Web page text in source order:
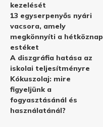
kezelését
13 egyserpenyős nyári
vacsora, amely
megkönnyíti a hétköznap
estéket
A diszgráfia hatása az
iskolai teljesítményre
Kókuszolaj: mire
figyeljünk a
fogyasztásánál és
használatánál?